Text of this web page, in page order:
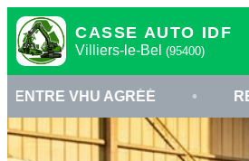
CASSE AUTO IDF
Villiers-le-Bel (95400)
• RECYCLAGE